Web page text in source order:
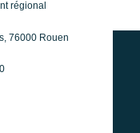
régional
76000 Rouen